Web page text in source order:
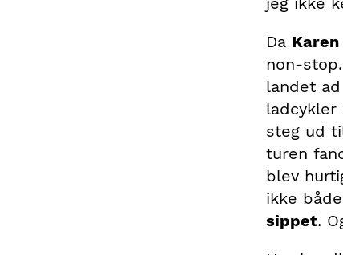
Da Karen
non-
landet
ladcykler
steg ud
turen
blev
ikke
sippet.